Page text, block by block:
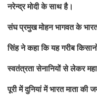
नरेन्द्र मोदी के साथ है।
संघ प्रमुख मोहन भागवत के
सिंह ने कहा कि यह गरीब
स्वतंत्रता सेनानियों से लेकर
पूरी में दुनियां में भारत माता